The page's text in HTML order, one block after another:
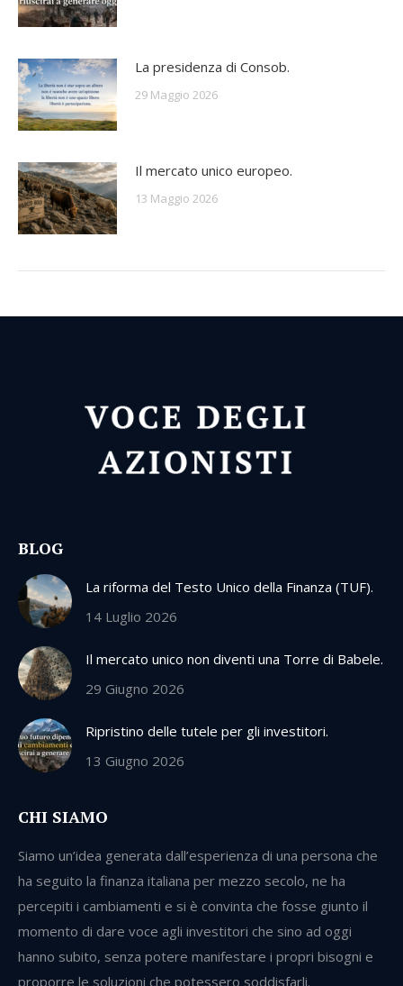
La presidenza di Consob.
29 Maggio 2026
Il mercato unico europeo.
13 Maggio 2026
BLOG
La riforma del Testo Unico della Finanza (TUF).
14 Luglio 2026
Il mercato unico non diventi una Torre di Babele.
29 Giugno 2026
Ripristino delle tutele per gli investitori.
13 Giugno 2026
CHI SIAMO
Siamo un’idea generata dall’esperienza di una persona che
ha seguito la finanza italiana per mezzo secolo, ne ha
percepiti i cambiamenti e si è convinta che fosse giunto il
momento di dare voce agli investitori che sino ad oggi
hanno subito, senza potere manifestare i propri bisogni e
proporre le soluzioni che potessero soddisfarli.